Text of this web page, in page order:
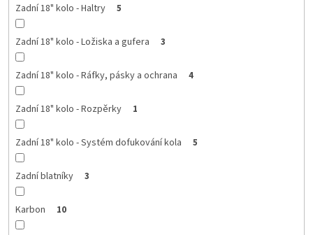
Zadní 18" kolo - Haltry 5
Zadní 18" kolo - Ložiska a gufera 3
Zadní 18" kolo - Ráfky, pásky a ochrana 4
Zadní 18" kolo - Rozpěrky 1
Zadní 18" kolo - Systém dofukování kola 5
Zadní blatníky 3
Karbon 10